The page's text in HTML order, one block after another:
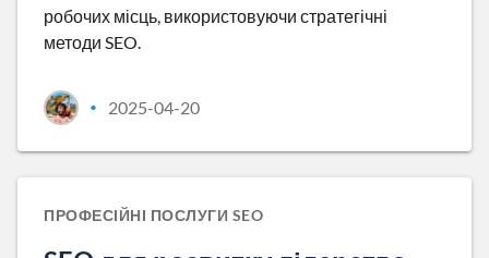
робочих місць, використовуючи стратегічні
методи SEO.
• 2025-04-20
ПРОФЕСІЙНІ ПОСЛУГИ SEO